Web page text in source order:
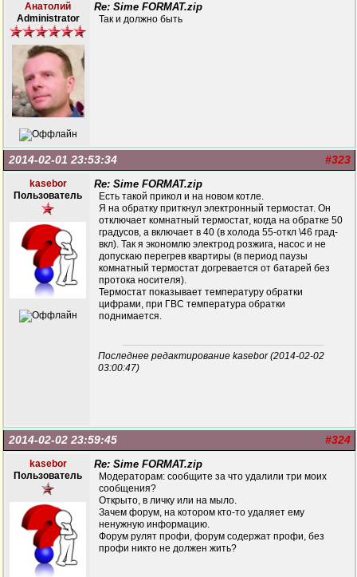
Анатолий
Administrator
Re: Sime FORMAT.zip
Так и должно быть
#323
2014-02-01 23:53:34
kasebor
Пользователь
Re: Sime FORMAT.zip
Есть такой прикол и на новом котле.
Я на обратку приткнул электронный термостат. Он
отключает комнатный термостат, когда на обратке 50
градусов, а включает в 40 (в холода 55-откл \46 град-
вкл). Так я экономлю электрод розжига, насос и не
допускаю перегрев квартиры (в период паузы
комнатный термостат догревается от батарей без
протока носителя).
Термостат показывает температуру обратки
цифрами, при ГВС температура обратки
поднимается.
Последнее редактирование kasebor (2014-02-02
03:00:47)
#324
2014-02-02 23:59:45
kasebor
Пользователь
Re: Sime FORMAT.zip
Модераторам: сообщите за что удалили три моих
сообщения?
Открыто, в личку или на мыло.
Зачем форум, на котором кто-то удаляет ему
ненужную информацию.
Форум рулят профи, форум содержат профи, без
профи никто не должен жить?